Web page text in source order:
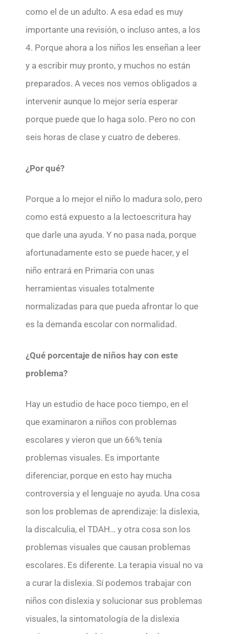
como el de un adulto. A esa edad es muy
importante una revisión, o incluso antes, a los
4. Porque ahora a los niños les enseñan a leer
y a escribir muy pronto, y muchos no están
preparados. A veces nos vemos obligados a
intervenir aunque lo mejor sería esperar
porque puede que lo haga solo. Pero no con
seis horas de clase y cuatro de deberes.
¿Por qué?
Porque a lo mejor el niño lo madura solo, pero
como está expuesto a la lectoescritura hay
que darle una ayuda. Y no pasa nada, porque
afortunadamente esto se puede hacer, y el
niño entrará en Primaria con unas
herramientas visuales totalmente
normalizadas para que pueda afrontar lo que
es la demanda escolar con normalidad.
¿Qué porcentaje de niños hay con este
problema?
Hay un estudio de hace poco tiempo, en el
que examinaron a niños con problemas
escolares y vieron que un 66% tenía
problemas visuales. Es importante
diferenciar, porque en esto hay mucha
controversia y el lenguaje no ayuda. Una cosa
son los problemas de aprendizaje: la dislexia,
la discalculia, el TDAH… y otra cosa son los
problemas visuales que causan problemas
escolares. Es diferente. La terapia visual no va
a curar la dislexia. Sí podemos trabajar con
niños con dislexia y solucionar sus problemas
visuales, la sintomatología de la dislexia